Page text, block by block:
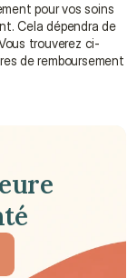
pour vos soins
Cela dépendra de
trouverez ci-
de remboursement